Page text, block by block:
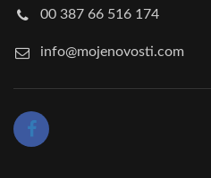
00 387 66 516 174
info@mojenovosti.com